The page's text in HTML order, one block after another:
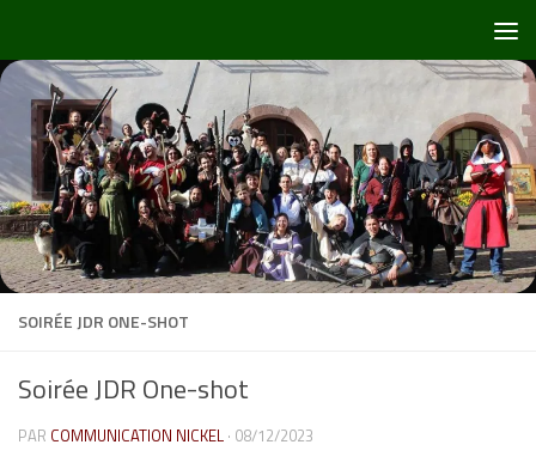
SOIRÉE JDR ONE-SHOT
Soirée JDR One-shot
PAR COMMUNICATION NICKEL · 08/12/2023